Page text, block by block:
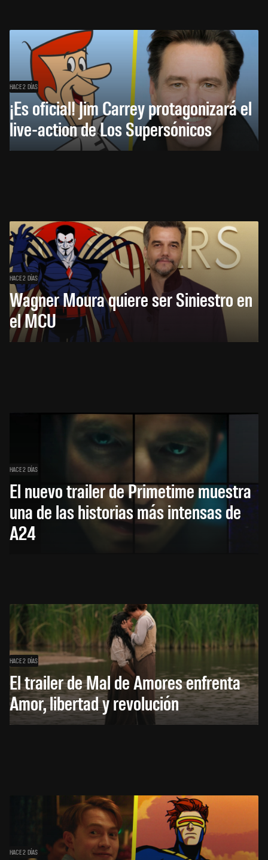
HACE 2 DÍAS
¡Es oficial! Jim Carrey protagonizará el
live-action de Los Supersónicos
HACE 2 DÍAS
Wagner Moura quiere ser Siniestro en
el MCU
HACE 2 DÍAS
El nuevo trailer de Primetime muestra
una de las historias más intensas de
A24
HACE 2 DÍAS
El trailer de Mal de Amores enfrenta
Amor, libertad y revolución
HACE 2 DÍAS